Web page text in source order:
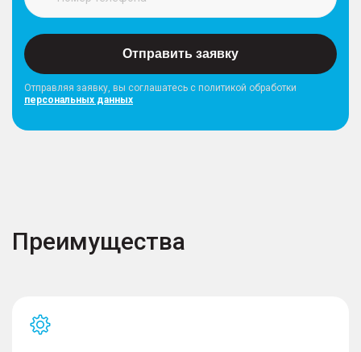
Отправить заявку
Отправляя заявку, вы соглашатесь с политикой обработки
персональных данных
Преимущества